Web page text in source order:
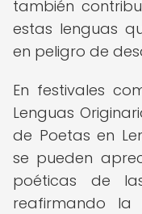
también
estas lenguas
en peligro de
En festivales
Lenguas
de Poetas en
se pueden
poéticas de
reafirmando